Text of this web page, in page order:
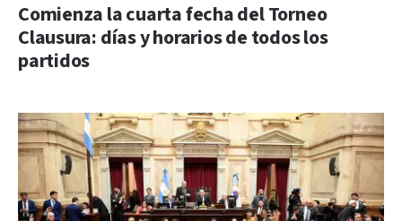
Comienza la cuarta fecha del Torneo
Clausura: días y horarios de todos los
partidos